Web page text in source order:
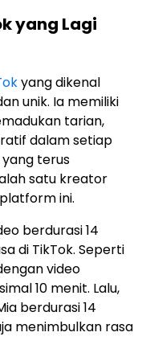
yang Lagi
yang dikenal
unik. Ia memiliki
tarian,
dalam setiap
terus
satu kreator
ini.
berdurasi 14
di TikTok. Seperti
video
10 menit. Lalu,
berdurasi 14
menimbulkan rasa